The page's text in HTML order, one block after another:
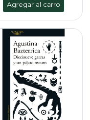
Agregar al carro